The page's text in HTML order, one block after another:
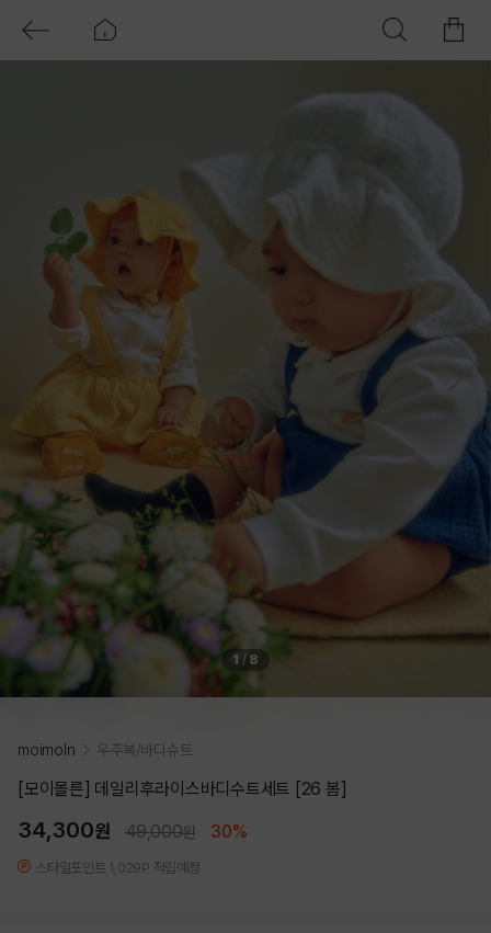
1 / 8
moimoln 우주복/바디슈트
[모이몰른] 데일리후라이스바디수트세트 [26 봄]
34,300원 49,000원 30%
스타일포인트 1,029P 적립예정